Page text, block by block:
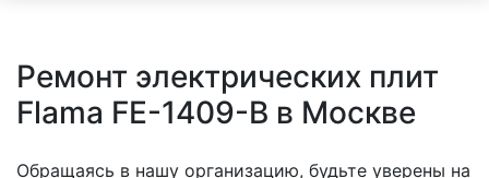
Ремонт электрических плит
Flama FE-1409-B в Москве
Обращаясь в нашу организацию, будьте уверены на